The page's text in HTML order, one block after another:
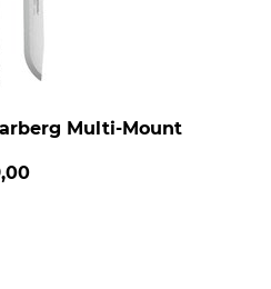
Multi-Mount